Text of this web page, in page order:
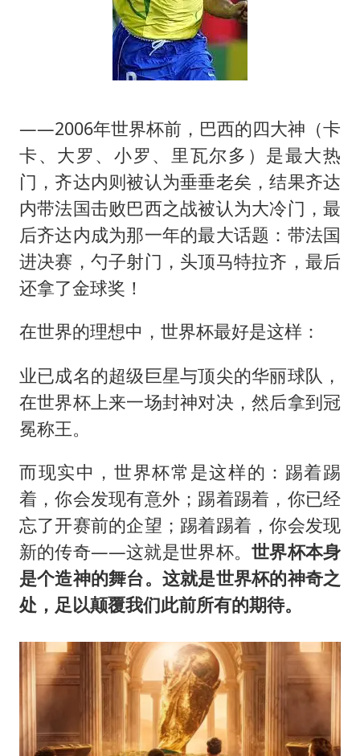
——2006年世界杯前，巴西的四大神（卡
卡、大罗、小罗、里瓦尔多）是最大热
门，齐达内则被认为垂垂老矣，结果齐达
内带法国击败巴西之战被认为大冷门，最
后齐达内成为那一年的最大话题：带法国
进决赛，勺子射门，头顶马特拉齐，最后
还拿了金球奖！
在世界的理想中，世界杯最好是这样：
业已成名的超级巨星与顶尖的华丽球队，
在世界杯上来一场封神对决，然后拿到冠
冕称王。
而现实中，世界杯常是这样的：踢着踢
着，你会发现有意外；踢着踢着，你已经
忘了开赛前的企望；踢着踢着，你会发现
新的传奇——这就是世界杯。世界杯本身
是个造神的舞台。这就是世界杯的神奇之
处，足以颠覆我们此前所有的期待。